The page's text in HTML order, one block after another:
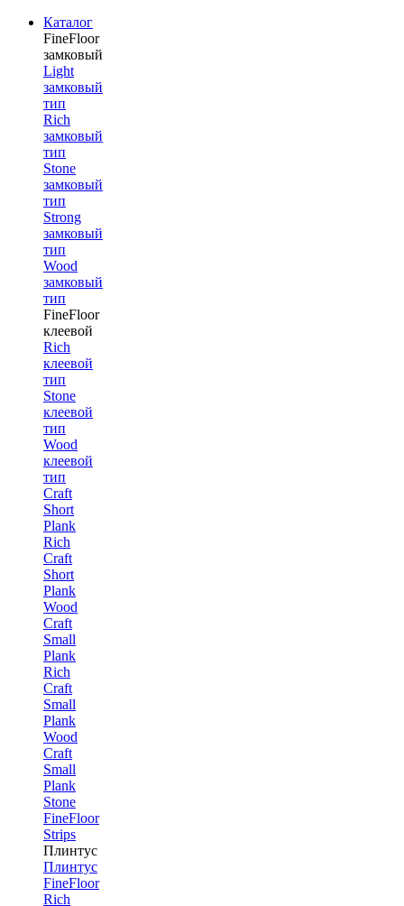
Каталог
FineFloor
замковый
Light
замковый
тип
Rich
замковый
тип
Stone
замковый
тип
Strong
замковый
тип
Wood
замковый
тип
FineFloor
клеевой
Rich
клеевой
тип
Stone
клеевой
тип
Wood
клеевой
тип
Craft
Short
Plank
Rich
Craft
Short
Plank
Wood
Craft
Small
Plank
Rich
Craft
Small
Plank
Wood
Craft
Small
Plank
Stone
FineFloor
Strips
Плинтус
Плинтус
FineFloor
Rich